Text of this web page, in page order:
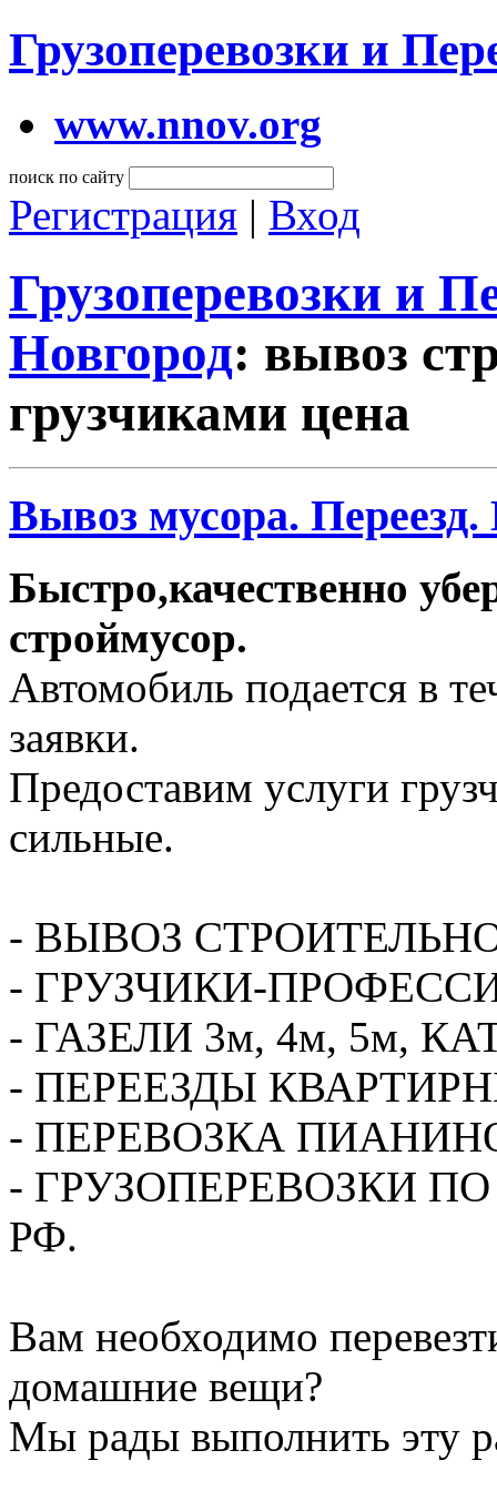
Грузоперевозки и
www.nnov.org
поиск по сайту
Регистрация | Вход
Грузоперевозки и
Новгород: вывоз
грузчиками цена
Вывоз мусора.
Быстро,качественно
строймусор.
Автомобиль подается в
заявки.
Предоставим услуги
сильные.
- ВЫВОЗ
- ГРУЗЧИКИ-
- ГАЗЕЛИ 3м, 4м, 5м,
- ПЕРЕЕЗДЫ
- ПЕРЕВОЗКА
- ГРУЗОПЕРЕВОЗКИ
РФ.
Вам необходимо
домашние вещи?
Мы рады выполнить эту